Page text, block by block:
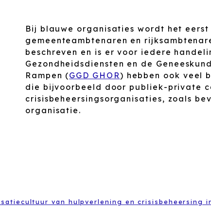
Bij blauwe organisaties wordt het
gemeenteambtenaren en
beschreven en is er voor iedere
Gezondheidsdiensten en de
Rampen (GGD GHOR) hebben ook veel
die bijvoorbeeld door publiek-private
crisisbeheersingsorganisaties, zoals
organisatie.
van hulpverlening en crisisbeheersing